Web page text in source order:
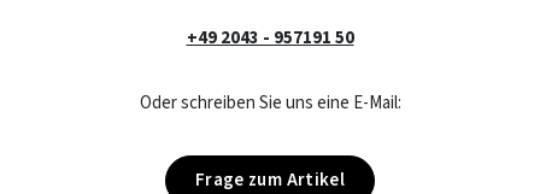
+49 2043 - 957191 50
Oder schreiben Sie uns eine E-Mail:
Frage zum Artikel